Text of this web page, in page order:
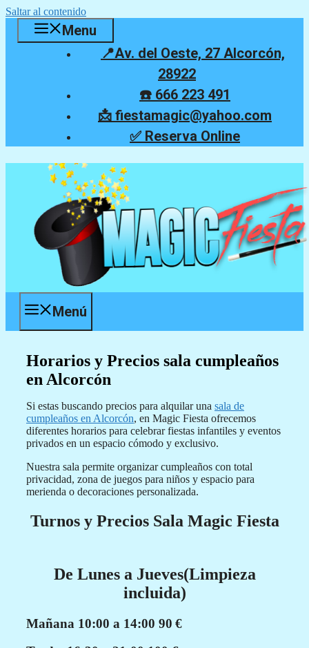
Saltar al contenido
Menu
📍Av. del Oeste, 27 Alcorcón,
28922
☎️ 666 223 491
📩 fiestamagic@yahoo.com
✅ Reserva Online
Menú
Horarios y Precios sala cumpleaños
en Alcorcón
Si estas buscando precios para alquilar una sala de
cumpleaños en Alcorcón, en Magic Fiesta ofrecemos
diferentes horarios para celebrar fiestas infantiles y eventos
privados en un espacio cómodo y exclusivo.
Nuestra sala permite organizar cumpleaños con total
privacidad, zona de juegos para niños y espacio para
merienda o decoraciones personalizada.
Turnos y Precios Sala Magic Fiesta
De Lunes a Jueves(Limpieza
incluida)
Mañana 10:00 a 14:00 90 €